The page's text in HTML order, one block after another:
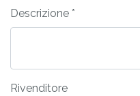
Descrizione *
Rivenditore